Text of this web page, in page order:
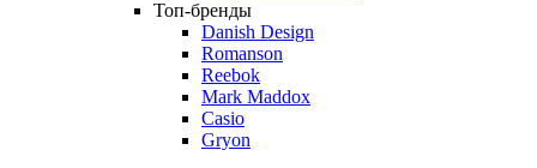
Топ-бренды
Danish Design
Romanson
Reebok
Mark Maddox
Casio
Gryon